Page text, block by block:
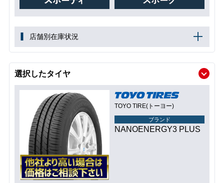
店舗別在庫状況
選択したタイヤ
TOYO TIRE(トーヨー)
ブランド
NANOENERGY3 PLUS